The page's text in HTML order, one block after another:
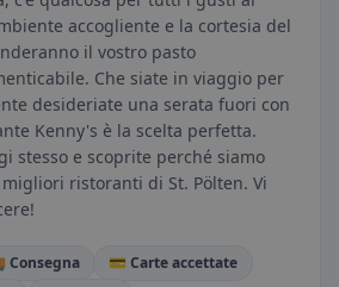
accogliente e la cortesia del
il vostro pasto
Che siate in viaggio per
desideriate una serata fuori con
Kenny's è la scelta perfetta.
stesso e scoprite perché siamo
ristoranti di St. Pölten. Vi
Consegna
💳 Carte accettate